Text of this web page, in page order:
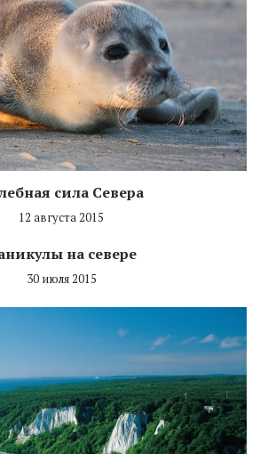
сила Севера
12 августа 2015
на севере
30 июля 2015